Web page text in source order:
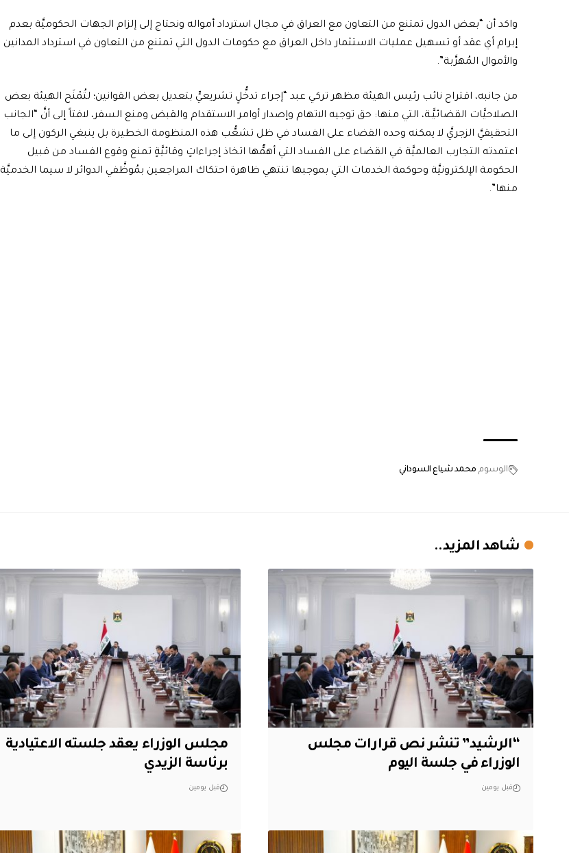
واكد أن “بعض الدول تمتنع من التعاون مع العراق في مجال استرداد أمواله ونحتاج إلى إلزام الجهات الحكوميَّة بعدم
إبرام أي عقد أو تسهيل عمليات الاستثمار داخل العراق مع حكومات الدول التي تمتنع من التعاون في استرداد المدانين
والأموال المُهرَّبة”.
من جانبه، اقتراح نائب رئيس الهيئة مظهر تركي عبد “إجراء تدخُّلٍ تشريعيٍّ بتعديل بعض القوانين؛ لتُمْنَح الهيئة بعض
الصلاحيَّات القضائيَّـة، التي منها: حق توجيه الاتهام وإصدار أوامر الاستقدام والقبض ومنع السفر، لافتاً إلى أنَّ “الجانب
التحقيقيَّ الزجريَّ لا يمكنه وحده القضاء على الفساد في ظل تشعُّب هذه المنظومة الخطيرة بل ينبغي الركون إلى ما
اعتمدته التجارب العالميَّة في القضاء على الفساد التي أهمُّها اتخاذ إجراءاتٍ وقائيَّةٍ تمنع وقوع الفساد من قبيل
الحكومة الإلكترونيَّة وحوكمة الخدمات التي بموجبها تنتهي ظاهرة احتكاك المراجعين بمُوظَّفي الدوائر لا سيما الخدميَّة
منها”.
الوسوم محمد شياع السوداني
شاهد المزيد..
“الرشيد” تنشر نص قرارات مجلس
الوزراء في جلسة اليوم
قبل يومين
مجلس الوزراء يعقد جلسته الاعتيادية
برئاسة الزيدي
قبل يومين